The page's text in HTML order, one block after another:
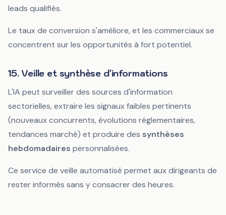
leads qualifiés.
Le taux de conversion s'améliore, et les commerciaux se
concentrent sur les opportunités à fort potentiel.
15. Veille et synthèse d'informations
L'IA peut surveiller des sources d'information
sectorielles, extraire les signaux faibles pertinents
(nouveaux concurrents, évolutions réglementaires,
tendances marché) et produire des synthèses
hebdomadaires personnalisées.
Ce service de veille automatisé permet aux dirigeants de
rester informés sans y consacrer des heures.